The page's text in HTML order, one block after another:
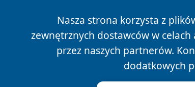
Nasza strona korzysta z
zewnętrznych dostawców w
przez naszych partnerów.
dodatkowych